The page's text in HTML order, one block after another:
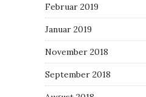
Februar 2019
Januar 2019
November 2018
September 2018